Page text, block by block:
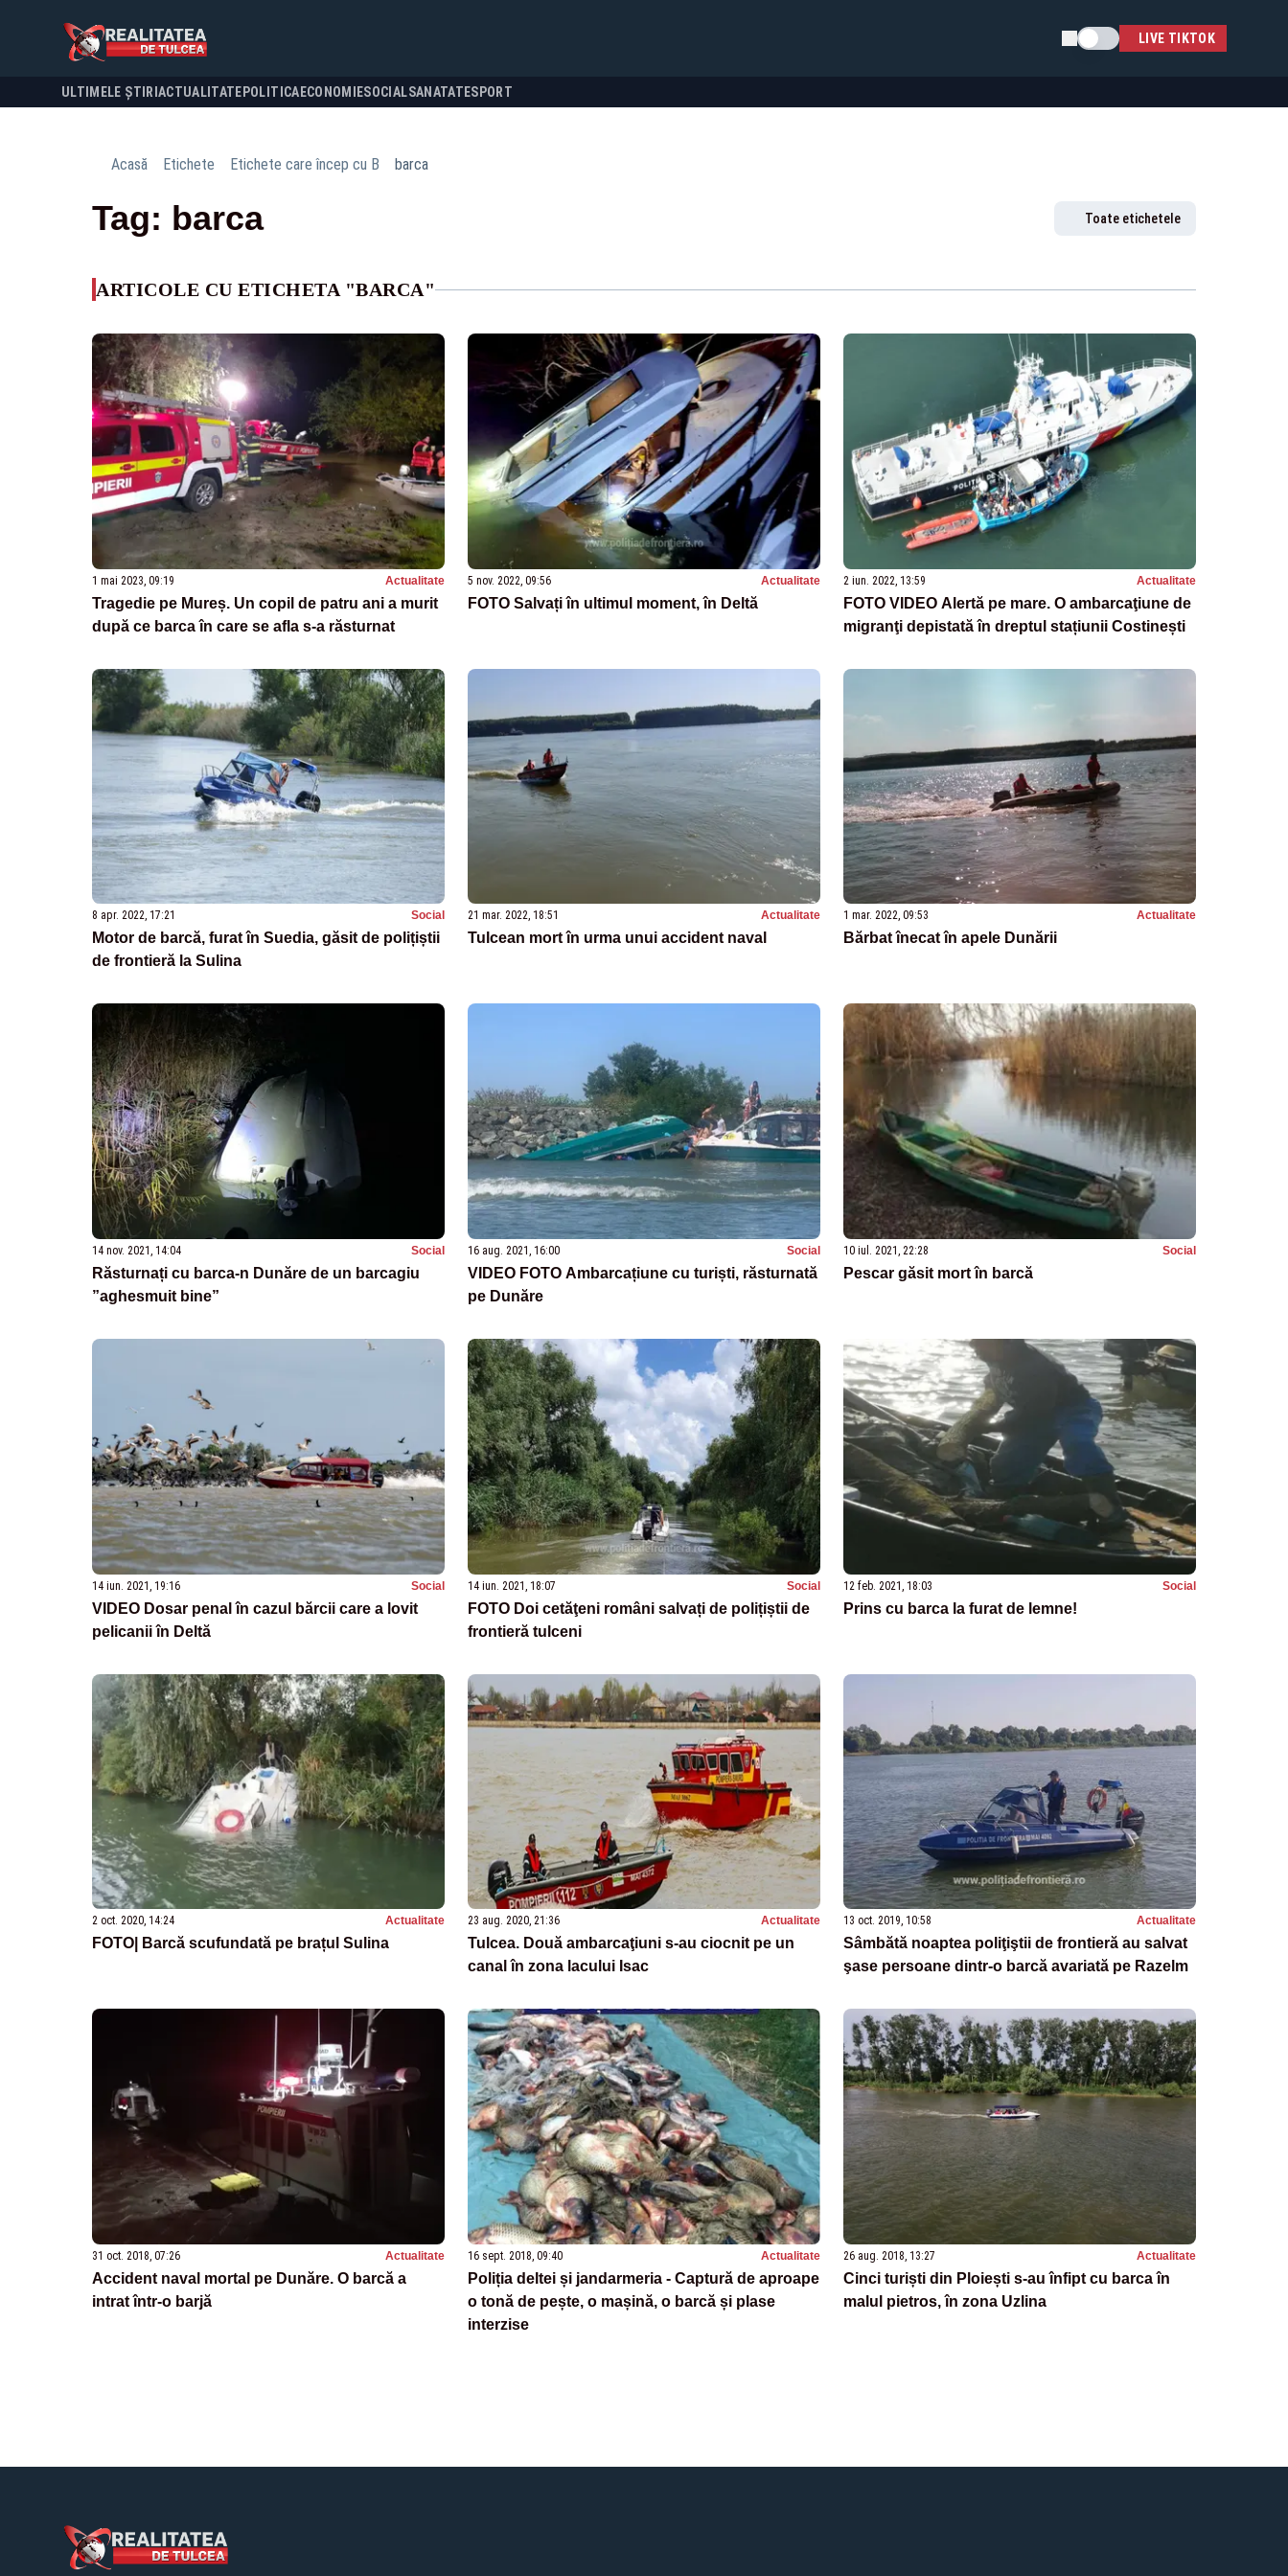
Schimba temaLIVE TIKTOK
ULTIMELE ȘTIRI ACTUALITATE POLITICA ECONOMIESOCIALSANATATESPORT
Acasă Etichete Etichete care încep cu B barca
Tag: barca Toate etichetele
ARTICOLE CU ETICHETA "BARCA"
1 mai 2023, 09:19 Actualitate
Tragedie pe Mureș. Un copil de patru ani a murit
după ce barca în care se afla s-a răsturnat
5 nov. 2022, 09:56 Actualitate
FOTO Salvați în ultimul moment, în Deltă
2 iun. 2022, 13:59 Actualitate
FOTO VIDEO Alertă pe mare. O ambarcaţiune de
migranţi depistată în dreptul stațiunii Costinești
8 apr. 2022, 17:21 Social
Motor de barcă, furat în Suedia, găsit de polițiștii
de frontieră la Sulina
21 mar. 2022, 18:51 Actualitate
Tulcean mort în urma unui accident naval
1 mar. 2022, 09:53 Actualitate
Bărbat înecat în apele Dunării
14 nov. 2021, 14:04 Social
Răsturnați cu barca-n Dunăre de un barcagiu
”aghesmuit bine”
16 aug. 2021, 16:00 Social
VIDEO FOTO Ambarcațiune cu turiști, răsturnată
pe Dunăre
10 iul. 2021, 22:28 Social
Pescar găsit mort în barcă
14 iun. 2021, 19:16 Social
VIDEO Dosar penal în cazul bărcii care a lovit
pelicanii în Deltă
14 iun. 2021, 18:07 Social
FOTO Doi cetăţeni români salvați de polițiștii de
frontieră tulceni
12 feb. 2021, 18:03 Social
Prins cu barca la furat de lemne!
2 oct. 2020, 14:24 Actualitate
FOTO| Barcă scufundată pe brațul Sulina
23 aug. 2020, 21:36 Actualitate
Tulcea. Două ambarcaţiuni s-au ciocnit pe un
canal în zona lacului Isac
13 oct. 2019, 10:58 Actualitate
Sâmbătă noaptea poliţiştii de frontieră au salvat
şase persoane dintr-o barcă avariată pe Razelm
31 oct. 2018, 07:26 Actualitate
Accident naval mortal pe Dunăre. O barcă a
intrat într-o barjă
16 sept. 2018, 09:40 Actualitate
Poliția deltei și jandarmeria - Captură de aproape
o tonă de pește, o mașină, o barcă și plase
interzise
26 aug. 2018, 13:27 Actualitate
Cinci turiști din Ploiești s-au înfipt cu barca în
malul pietros, în zona Uzlina